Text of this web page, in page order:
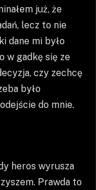
już, że
lecz to nie
dane mi było
w gadkę się ze
czy zechcę
było
do mnie.
heros wyrusza
Prawda to